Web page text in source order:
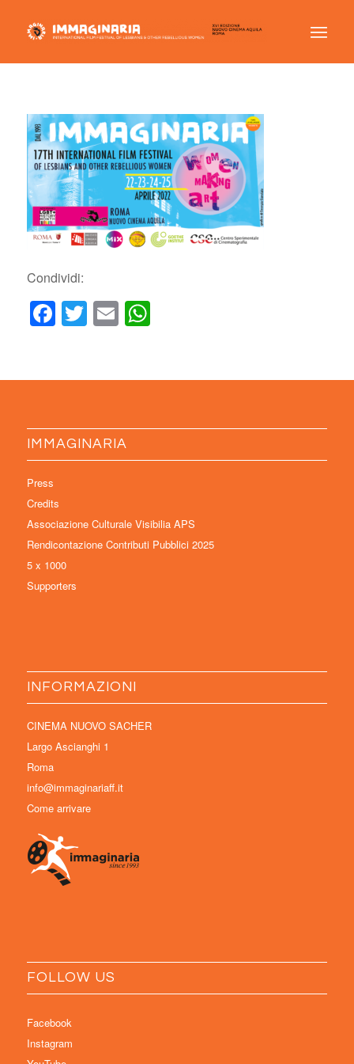
Condividi:
Facebook
Twitter
EmailWhatsApp
IMMAGINARIA
Press
Credits
Associazione Culturale Visibilia APS
Rendicontazione Contributi Pubblici 2025
5 x 1000
Supporters
INFORMAZIONI
CINEMA NUOVO SACHER
Largo Ascianghi 1
Roma
info@immaginariaff.it
Come arrivare
FOLLOW US
Facebook
Instagram